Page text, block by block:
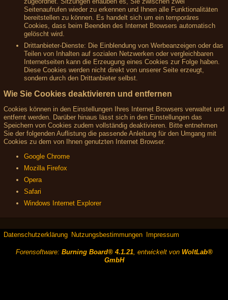
Seitenaufrufen wieder zu erkennen und Ihnen alle Funktionalitäten
bereitstellen zu können. Es handelt sich um ein temporäres
Cookies, dass beim Beenden des Internet Browsers automatisch
gelöscht wird.
Drittanbieter-Dienste: Die Einblendung von Werbeanzeigen oder das
Teilen von Inhalten auf sozialen Netzwerken oder vergleichbaren
Internetseiten kann die Erzeugung eines Cookies zur Folge haben.
Diese Cookies werden nicht direkt von unserer Seite erzeugt,
sondern durch den Drittanbieter selbst.
Wie Sie Cookies deaktivieren und entfernen
Cookies können in den Einstellungen Ihres Internet Browsers verwaltet und
entfernt werden. Darüber hinaus lässt sich in den Einstellungen das
Speichern von Cookies zudem vollständig deaktivieren. Bitte entnehmen
Sie der folgenden Auflistung die passende Anleitung für den Umgang mit
Cookies zu dem von Ihnen genutzten Internet Browser.
Google Chrome
Mozilla Firefox
Opera
Safari
Windows Internet Explorer
Datenschutzerklärung Nutzungsbestimmungen Impressum
Forensoftware: Burning Board® 4.1.21, entwickelt von WoltLab®
GmbH